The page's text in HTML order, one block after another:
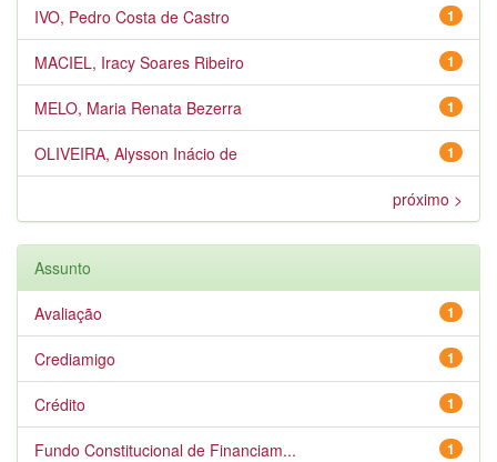
1
IVO, Pedro Costa de Castro
1
MACIEL, Iracy Soares Ribeiro
1
MELO, Maria Renata Bezerra
1
OLIVEIRA, Alysson Inácio de
próximo >
Assunto
1
Avaliação
1
Crediamigo
1
Crédito
1
Fundo Constitucional de Financiam...